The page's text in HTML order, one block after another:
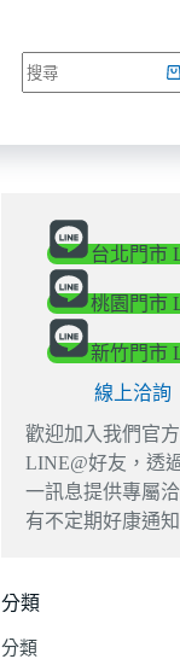
台北門市
桃園門市
新竹門市
線上洽詢
歡迎加入我們官
LINE@好友，透
一訊息提供專屬
有不定期好康通
分類
分類